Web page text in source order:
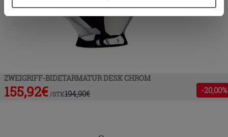
Zustimmung kann durch Klicken auf die Schaltfläche
„Cookies akzeptieren“ gegeben werden. Wenn Sie auf
die Schaltfläche "X" klicken, können Sie das Surfen erst
ZWEIGRIFF-BIDETARMATUR DESK CHROM
155,92€ /STK194,90€ -20,00%